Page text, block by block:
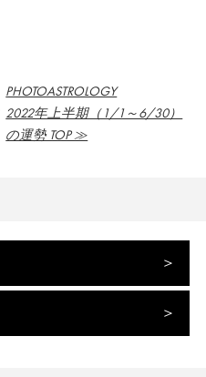
PHOTOASTROLOGY
2022年上半期（1/1～6/30）
の運勢 TOP ≫